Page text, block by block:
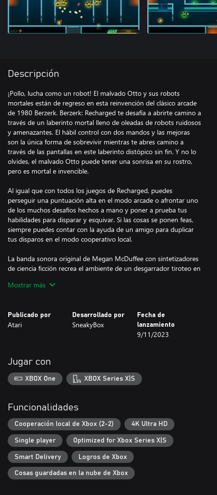
Descripción
¡Pollo, lucha como un robot! El malvado Otto y sus robots
mortales están de regreso en esta reinvención del clásico arcade
de 1980 Berzerk. Berzerk: Recharged te desafía a abrirte camino a
través de un laberinto mortal lleno de oleadas de robots ruidosos
y amenazantes. El hábil control con dos mandos y las mejoras
son la única forma de sobrevivir mientras te abres camino a
través de las pantallas en este laberinto distópico sin fin. Y no lo
olvides, el malvado Otto puede tener una sonrisa en su rostro,
pero es mortal e invencible.
Al igual que con todos los juegos de Recharged, puedes
perseguir una puntuación alta en el modo arcade o afrontar uno
de los muchos desafíos hechos a mano y poner a prueba tus
habilidades para disparar y esquivar. Si las cosas se ponen feas,
siempre puedes contar con la ayuda de un amigo para duplicar
tus disparos en el modo cooperativo local.
La banda sonora original de Megan McDuffee con sintetizadores
de ciencia ficción recrea el ambiente de un desgarrador tiroteo en
Mostrar más
Publicado por
Atari
Desarrollado por
SneakyBox
Fecha de
lanzamiento
9/11/2023
Jugar con
XBOX One XBOX Series X|S
Funcionalidades
Cooperación local de Xbox (2-2) 4K Ultra HD
Single player Optimized for Xbox Series X|S
Smart Delivery Logros de Xbox
Cosas guardadas en la nube de Xbox